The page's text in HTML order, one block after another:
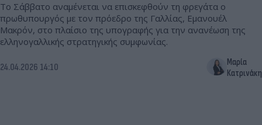
Το Σάββατο αναμένεται να επισκεφθούν τη φρεγάτα ο
πρωθυπουργός με τον πρόεδρο της Γαλλίας, Εμανουέλ
Μακρόν, στο πλαίσιο της υπογραφής για την ανανέωση της
ελληνογαλλικής στρατηγικής συμφωνίας.
24.04.2026 14:10
Μαρία
Κατρινάκη